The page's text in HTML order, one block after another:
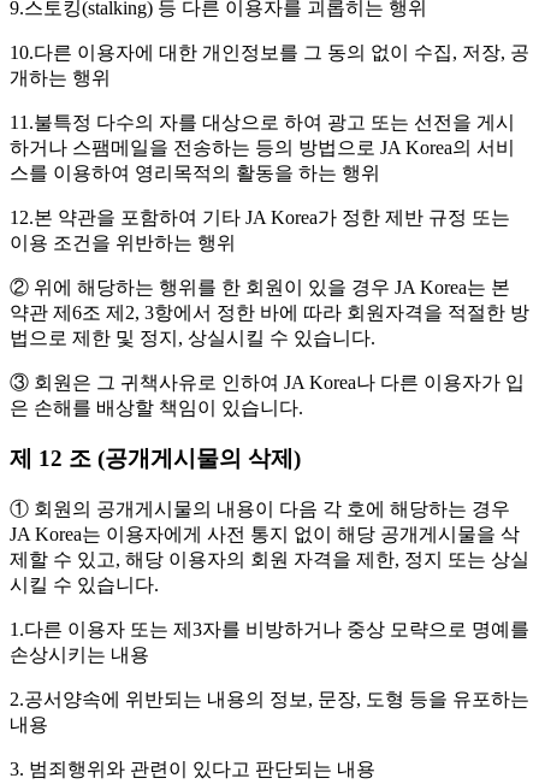
9.스토킹(stalking) 등 다른 이용자를 괴롭히는 행위
10.다른 이용자에 대한 개인정보를 그 동의 없이 수집, 저장, 공
개하는 행위
11.불특정 다수의 자를 대상으로 하여 광고 또는 선전을 게시
하거나 스팸메일을 전송하는 등의 방법으로 JA Korea의 서비
스를 이용하여 영리목적의 활동을 하는 행위
12.본 약관을 포함하여 기타 JA Korea가 정한 제반 규정 또는
이용 조건을 위반하는 행위
② 위에 해당하는 행위를 한 회원이 있을 경우 JA Korea는 본
약관 제6조 제2, 3항에서 정한 바에 따라 회원자격을 적절한 방
법으로 제한 및 정지, 상실시킬 수 있습니다.
③ 회원은 그 귀책사유로 인하여 JA Korea나 다른 이용자가 입
은 손해를 배상할 책임이 있습니다.
제 12 조 (공개게시물의 삭제)
① 회원의 공개게시물의 내용이 다음 각 호에 해당하는 경우
JA Korea는 이용자에게 사전 통지 없이 해당 공개게시물을 삭
제할 수 있고, 해당 이용자의 회원 자격을 제한, 정지 또는 상실
시킬 수 있습니다.
1.다른 이용자 또는 제3자를 비방하거나 중상 모략으로 명예를
손상시키는 내용
2.공서양속에 위반되는 내용의 정보, 문장, 도형 등을 유포하는
내용
3. 범죄행위와 관련이 있다고 판단되는 내용